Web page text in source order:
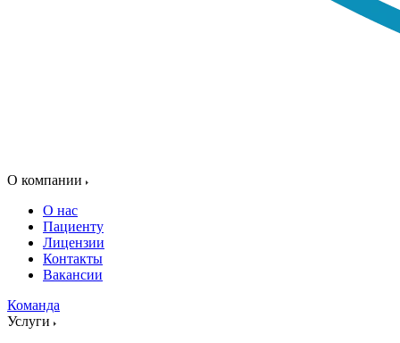
О компании
О нас
Пациенту
Лицензии
Контакты
Вакансии
Команда
Услуги